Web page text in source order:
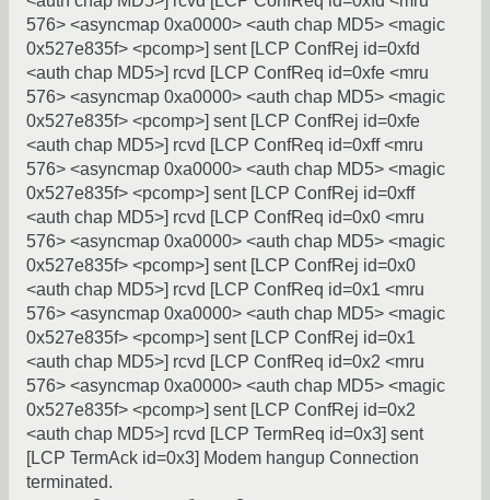
576> <asyncmap 0xa0000> <auth chap MD5> <magic
0x527e835f> <pcomp>] sent [LCP ConfRej id=0xfd
<auth chap MD5>] rcvd [LCP ConfReq id=0xfe <mru
576> <asyncmap 0xa0000> <auth chap MD5> <magic
0x527e835f> <pcomp>] sent [LCP ConfRej id=0xfe
<auth chap MD5>] rcvd [LCP ConfReq id=0xff <mru
576> <asyncmap 0xa0000> <auth chap MD5> <magic
0x527e835f> <pcomp>] sent [LCP ConfRej id=0xff
<auth chap MD5>] rcvd [LCP ConfReq id=0x0 <mru
576> <asyncmap 0xa0000> <auth chap MD5> <magic
0x527e835f> <pcomp>] sent [LCP ConfRej id=0x0
<auth chap MD5>] rcvd [LCP ConfReq id=0x1 <mru
576> <asyncmap 0xa0000> <auth chap MD5> <magic
0x527e835f> <pcomp>] sent [LCP ConfRej id=0x1
<auth chap MD5>] rcvd [LCP ConfReq id=0x2 <mru
576> <asyncmap 0xa0000> <auth chap MD5> <magic
0x527e835f> <pcomp>] sent [LCP ConfRej id=0x2
<auth chap MD5>] rcvd [LCP TermReq id=0x3] sent
[LCP TermAck id=0x3] Modem hangup Connection
terminated.